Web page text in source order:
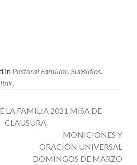
in Pastoral Familiar,Subsidios.
.
LA FAMILIA 2021 MISA DE
CLAUSURA
MONICIONES Y
ORACIÓN UNIVERSAL
DOMINGOS DE MARZO